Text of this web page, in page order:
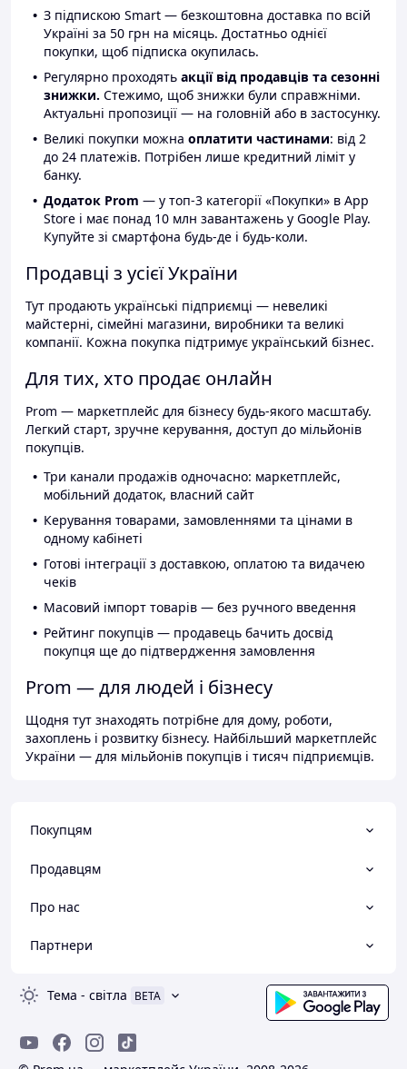
З підпискою Smart — безкоштовна доставка по всій
Україні за 50 грн на місяць. Достатньо однієї
покупки, щоб підписка окупилась.
Регулярно проходять акції від продавців та сезонні
знижки. Стежимо, щоб знижки були справжніми.
Актуальні пропозиції — на головній або в застосунку.
Великі покупки можна оплатити частинами: від 2
до 24 платежів. Потрібен лише кредитний ліміт у
банку.
Додаток Prom — у топ-3 категорії «Покупки» в App
Store і має понад 10 млн завантажень у Google Play.
Купуйте зі смартфона будь-де і будь-коли.
Продавці з усієї України
Тут продають українські підприємці — невеликі
майстерні, сімейні магазини, виробники та великі
компанії. Кожна покупка підтримує український бізнес.
Для тих, хто продає онлайн
Prom — маркетплейс для бізнесу будь-якого масштабу.
Легкий старт, зручне керування, доступ до мільйонів
покупців.
Три канали продажів одночасно: маркетплейс,
мобільний додаток, власний сайт
Керування товарами, замовленнями та цінами в
одному кабінеті
Готові інтеграції з доставкою, оплатою та видачею
чеків
Масовий імпорт товарів — без ручного введення
Рейтинг покупців — продавець бачить досвід
покупця ще до підтвердження замовлення
Prom — для людей і бізнесу
Щодня тут знаходять потрібне для дому, роботи,
захоплень і розвитку бізнесу. Найбільший маркетплейс
України — для мільйонів покупців і тисяч підприємців.
Покупцям
Продавцям
Про нас
Партнери
Тема - світла BETA